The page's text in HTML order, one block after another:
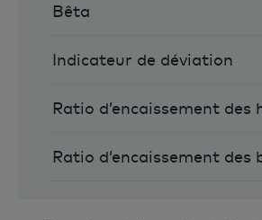
Bêta
Indicateur de déviation
Ratio d’encaissement des
Ratio d’encaissement des